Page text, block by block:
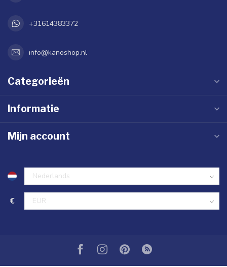
+31614383372
info@kanoshop.nl
Categorieën
Informatie
Mijn account
€